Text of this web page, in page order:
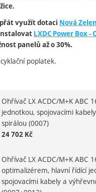
využít dotaci Nová
LXDC Power Box -
panelů až o 30%.
poplatek.
Ohřívač LX ACDC/M+K ABC
jednotkou, spojovacími
spirálou(0007)
24 702 Kč
Ohřívač LX ACDC/M+K ABC
optimalizérem, hlavní řídící
spojovacími kabely a